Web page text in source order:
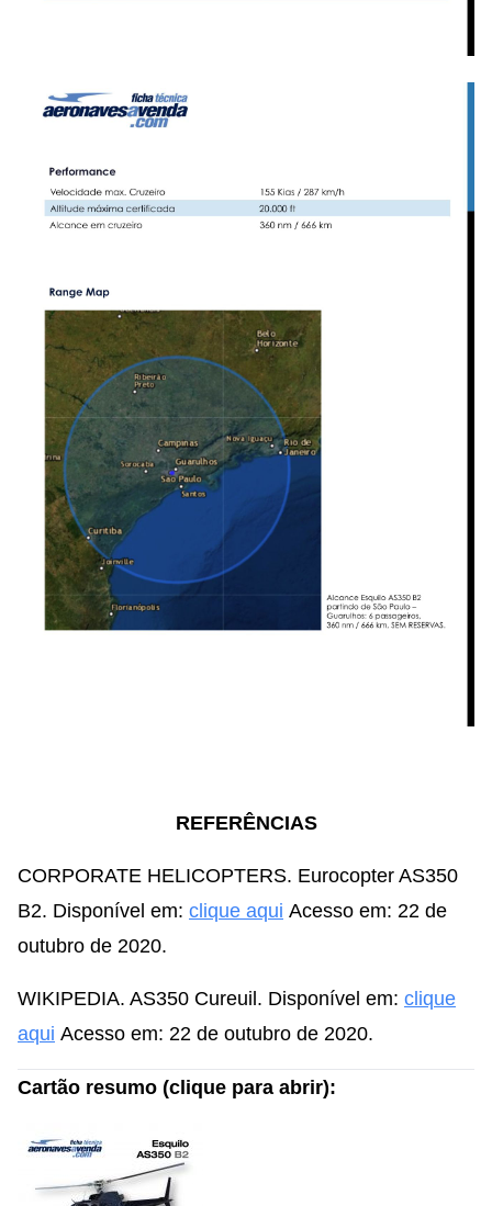
REFERÊNCIAS
CORPORATE HELICOPTERS. Eurocopter AS350
B2. Disponível em: clique aqui Acesso em: 22 de
outubro de 2020.
WIKIPEDIA. AS350 Cureuil. Disponível em: clique
aqui Acesso em: 22 de outubro de 2020.
Cartão resumo (clique para abrir):